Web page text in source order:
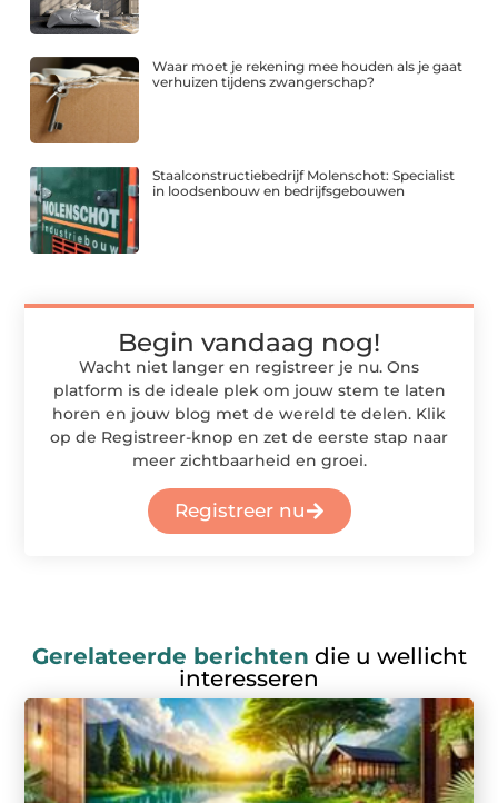
Waar moet je rekening mee houden als je gaat
verhuizen tijdens zwangerschap?
Staalconstructiebedrijf Molenschot: Specialist
in loodsenbouw en bedrijfsgebouwen
Begin vandaag nog!
Wacht niet langer en registreer je nu. Ons
platform is de ideale plek om jouw stem te laten
horen en jouw blog met de wereld te delen. Klik
op de Registreer-knop en zet de eerste stap naar
meer zichtbaarheid en groei.
Registreer nu
Gerelateerde berichten die u wellicht
interesseren